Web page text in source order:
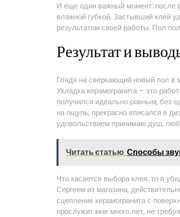
И еще один важный момент⁚ после
влажной губкой. Застывший клей
результатом своей работы. Пол
Результат и
Глядя на сверкающий новый пол в
Укладка керамогранита – это
получился идеально ровным, без
на ощупь, прекрасно вписался в
удовольствием принимаю душ,
Читать статью Способы
Что касается выбора клея, то я
Сергеем из магазина,
сцепление керамогранита с
прослужит мне много лет, не